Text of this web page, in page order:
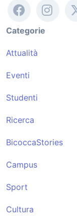
Categorie
Attualità
Eventi
Studenti
Ricerca
BicoccaStories
Campus
Sport
Cultura